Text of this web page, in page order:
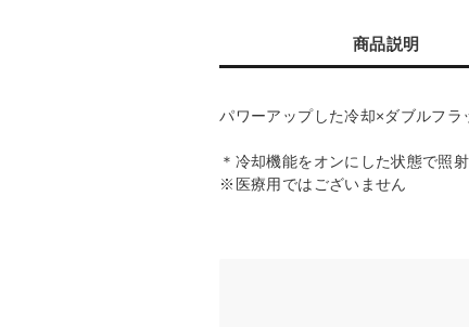
商品説明
パワーアップした冷却×ダブルフラ
＊冷却機能をオンにした状態で照
※医療用ではございません